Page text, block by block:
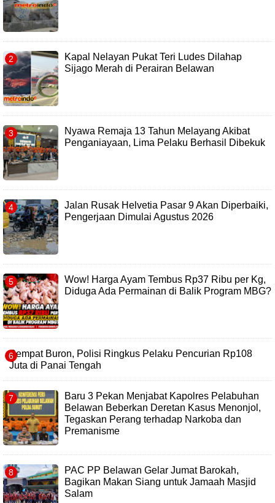
Kapal Nelayan Pukat Teri Ludes Dilahap
Sijago Merah di Perairan Belawan
Nyawa Remaja 13 Tahun Melayang Akibat
Penganiayaan, Lima Pelaku Berhasil Dibekuk
Jalan Rusak Helvetia Pasar 9 Akan Diperbaiki,
Pengerjaan Dimulai Agustus 2026
Wow! Harga Ayam Tembus Rp37 Ribu per Kg,
Diduga Ada Permainan di Balik Program MBG?
Sempat Buron, Polisi Ringkus Pelaku Pencurian Rp108
Juta di Panai Tengah
Baru 3 Pekan Menjabat Kapolres Pelabuhan
Belawan Beberkan Deretan Kasus Menonjol,
Tegaskan Perang terhadap Narkoba dan
Premanisme
PAC PP Belawan Gelar Jumat Barokah,
Bagikan Makan Siang untuk Jamaah Masjid
Salam